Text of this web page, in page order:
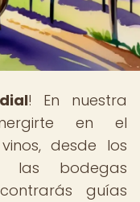
! En nuestra
en el
desde los
las bodegas
guías